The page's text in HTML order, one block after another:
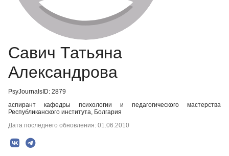
Савич Татьяна
Александрова
PsyJournalsID: 2879
аспирант кафедры психологии и педагогического мастерства
Республиканского института, Болгария
Дата последнего обновления: 01.06.2010